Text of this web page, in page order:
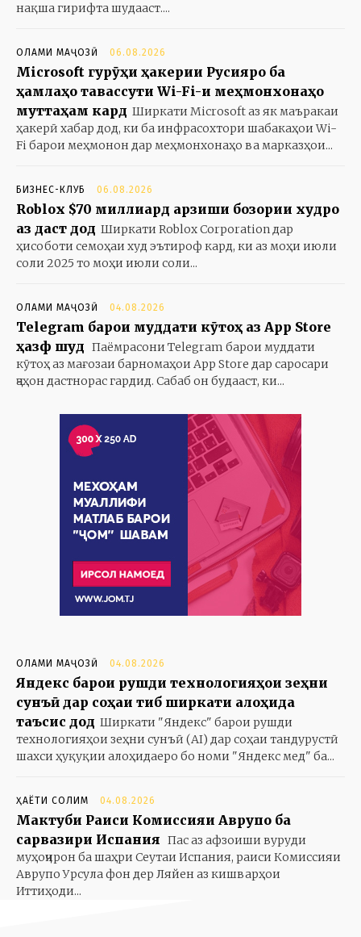
нақша гирифта шудааст....
ОЛАМИ МАҶОЗӢ 06.08.2026
Microsoft гурӯҳи ҳакерии Русияро ба
ҳамлаҳо тавассути Wi-Fi-и меҳмонхонаҳо
муттаҳам кард Ширкати Microsoft аз як маъракаи
ҳакерӣ хабар дод, ки ба инфрасохтори шабакаҳои Wi-
Fi барои меҳмонон дар меҳмонхонаҳо ва марказҳои...
БИЗНЕС-КЛУБ 06.08.2026
Roblox $70 миллиард арзиши бозории худро
аз даст дод Ширкати Roblox Corporation дар
ҳисоботи семоҳаи худ эътироф кард, ки аз моҳи июли
соли 2025 то моҳи июли соли...
ОЛАМИ МАҶОЗӢ 04.08.2026
Telegram барои муддати кӯтоҳ аз App Store
ҳазф шуд Паёмрасони Telegram барои муддати
кӯтоҳ аз мағозаи барномаҳои App Store дар саросари
ҷаҳон дастнорас гардид. Сабаб он будааст, ки...
ОЛАМИ МАҶОЗӢ 04.08.2026
Яндекс барои рушди технологияҳои зеҳни
сунъӣ дар соҳаи тиб ширкати алоҳида
таъсис дод Ширкати "Яндекс" барои рушди
технологияҳои зеҳни сунъӣ (AI) дар соҳаи тандурустӣ
шахси ҳуқуқии алоҳидаеро бо номи "Яндекс мед" ба...
ҲАЁТИ СОЛИМ 04.08.2026
Мактуби Раиси Комиссияи Аврупо ба
сарвазири Испания Пас аз афзоиши вуруди
муҳоҷирон ба шаҳри Сеутаи Испания, раиси Комиссияи
Аврупо Урсула фон дер Ляйен аз кишварҳои
Иттиҳоди...